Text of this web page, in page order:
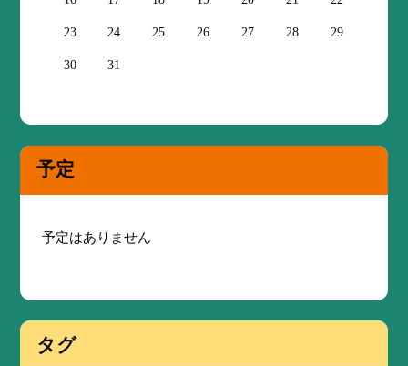
23 24 25 26 27 28 29
30 31
予定
予定はありません
タグ